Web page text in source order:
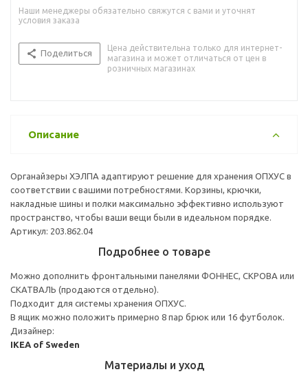
Наши менеджеры обязательно свяжутся с вами и уточнят
условия заказа
Поделиться
Цена действительна только для интернет-
магазина и может отличаться от цен в
розничных магазинах
Описание
Органайзеры ХЭЛПА адаптируют решение для хранения ОПХУС в
соответствии с вашими потребностями. Корзины, крючки,
накладные шины и полки максимально эффективно используют
пространство, чтобы ваши вещи были в идеальном порядке.
Артикул: 203.862.04
Подробнее о товаре
Можно дополнить фронтальными панелями ФОННЕС, СКРОВА или
СКАТВАЛЬ (продаются отдельно).
Подходит для системы хранения ОПХУС.
В ящик можно положить примерно 8 пар брюк или 16 футболок.
Дизайнер:
IKEA of Sweden
Материалы и уход